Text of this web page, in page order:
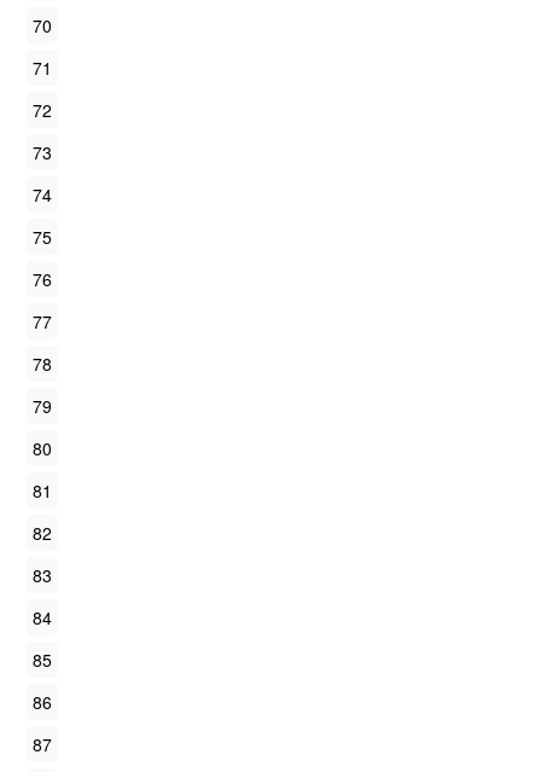
70
71
72
73
74
75
76
77
78
79
80
81
82
83
84
85
86
87